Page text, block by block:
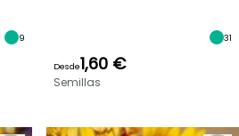
9 31
Desde1,60 €
Semillas